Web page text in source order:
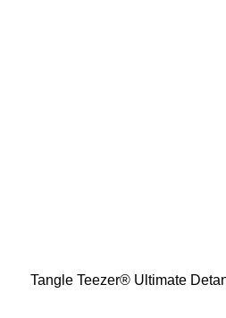
Tangle Teezer® Ultimate